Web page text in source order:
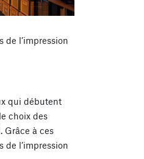
de l’impression
qui débutent
choix des
Grâce à ces
l’impression